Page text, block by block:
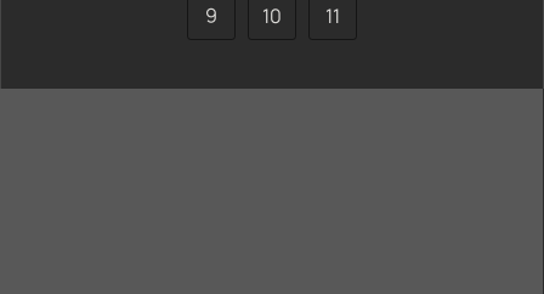
9 10 11